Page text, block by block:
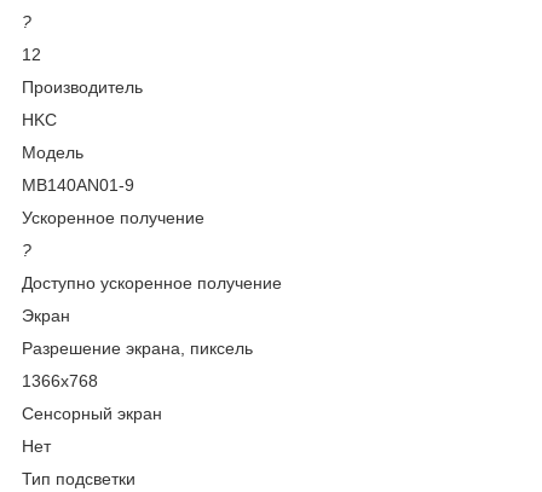
?
12
Производитель
HKC
Модель
MB140AN01-9
Ускоренное получение
?
Доступно ускоренное получение
Экран
Разрешение экрана, пиксель
1366x768
Сенсорный экран
Нет
Тип подсветки